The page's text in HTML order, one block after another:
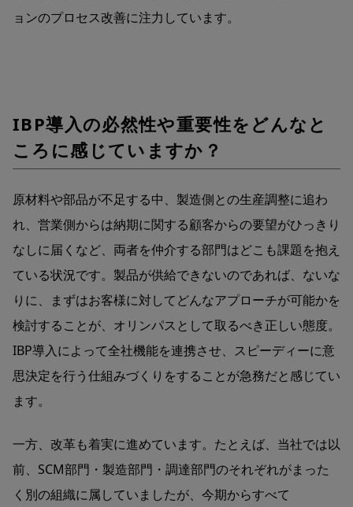
ョンのプロセス改善に注力しています。
IBP導入の必然性や重要性をどんなと
ころに感じていますか？
原材料や部品が不足する中、製造側との生産調整に追わ
れ、営業側からは納期に関する顧客からの要望がひっきり
なしに届くなど、両者を仲介する部門はどこも課題を抱え
ている状況です。製品が供給できないのであれば、ないな
りに、まずはお客様に対してどんなアプローチが可能かを
検討することが、オリンパスとして取るべき正しい態度。
IBP導入によって全社機能を連携させ、スピーディーに意
思決定を行う仕組みづくりをすることが急務だと感じてい
ます。
一方、改革も着実に進めています。たとえば、当社では以
前、SCM部門・製造部門・調達部門のそれぞれがまった
く別の組織に属していましたが、今期からすべて